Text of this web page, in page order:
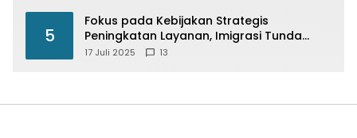
5
Fokus pada Kebijakan Strategis
Peningkatan Layanan, Imigrasi Tunda
Paspor Desain Merah Putih
17 Juli 2025 13